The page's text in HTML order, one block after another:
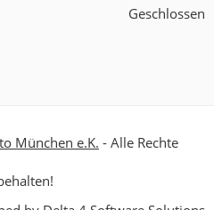
Geschlossen
München e.K. - Alle Rechte